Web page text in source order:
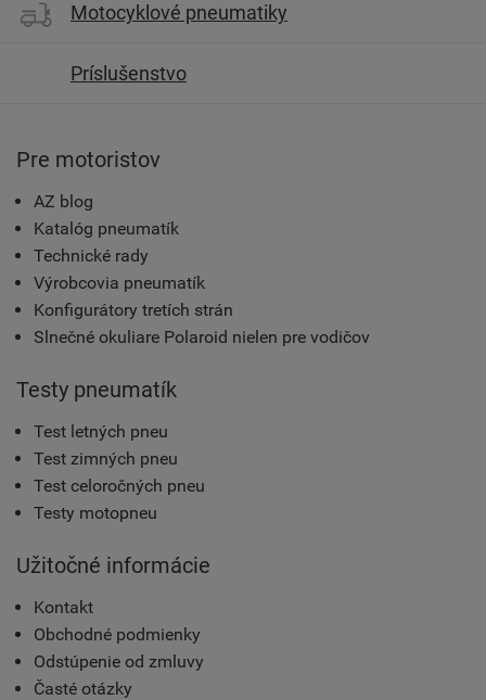
Motocyklové pneumatiky
Príslušenstvo
Pre motoristov
AZ blog
Katalóg pneumatík
Technické rady
Výrobcovia pneumatík
Konfigurátory tretích strán
Slnečné okuliare Polaroid nielen pre vodičov
Testy pneumatík
Test letných pneu
Test zimných pneu
Test celoročných pneu
Testy motopneu
Užitočné informácie
Kontakt
Obchodné podmienky
Odstúpenie od zmluvy
Časté otázky